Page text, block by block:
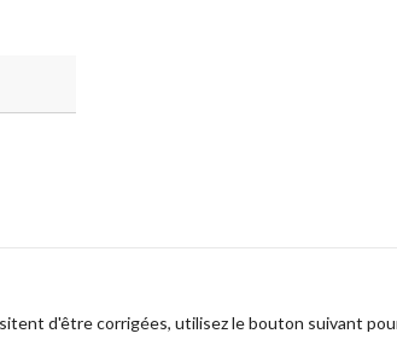
d'être corrigées, utilisez le bouton suivant